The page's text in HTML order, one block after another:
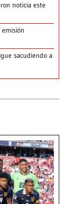
noticia este
sacudiendo a